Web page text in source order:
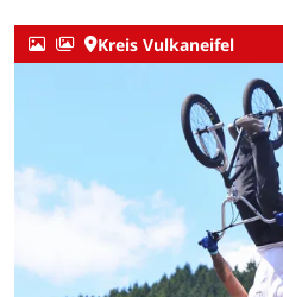
Kreis Vulkaneifel